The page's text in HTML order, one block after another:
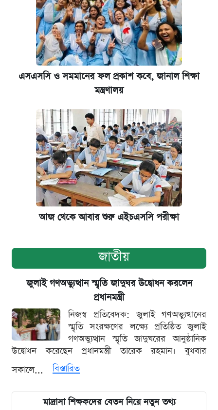
এসএসসি ও সমমানের ফল প্রকাশ কবে, জানাল শিক্ষা
মন্ত্রণালয়
আজ থেকে আবার শুরু এইচএসসি পরীক্ষা
জাতীয়
জুলাই গণঅভ্যুত্থান স্মৃতি জাদুঘর উদ্বোধন করলেন
প্রধানমন্ত্রী
নিজস্ব প্রতিবেদক: জুলাই গণঅভ্যুত্থানের
স্মৃতি সংরক্ষণের লক্ষ্যে প্রতিষ্ঠিত জুলাই
গণঅভ্যুত্থান স্মৃতি জাদুঘরের আনুষ্ঠানিক
উদ্বোধন করেছেন প্রধানমন্ত্রী তারেক রহমান। বুধবার
সকালে...
বিস্তারিত
মাদ্রাসা শিক্ষকদের বেতন নিয়ে নতুন তথ্য